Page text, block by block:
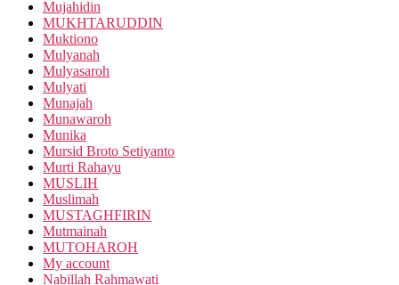
Mujahidin
MUKHTARUDDIN
Muktiono
Mulyanah
Mulyasaroh
Mulyati
Munajah
Munawaroh
Munika
Mursid Broto Setiyanto
Murti Rahayu
MUSLIH
Muslimah
MUSTAGHFIRIN
Mutmainah
MUTOHAROH
My account
Nabillah Rahmawati